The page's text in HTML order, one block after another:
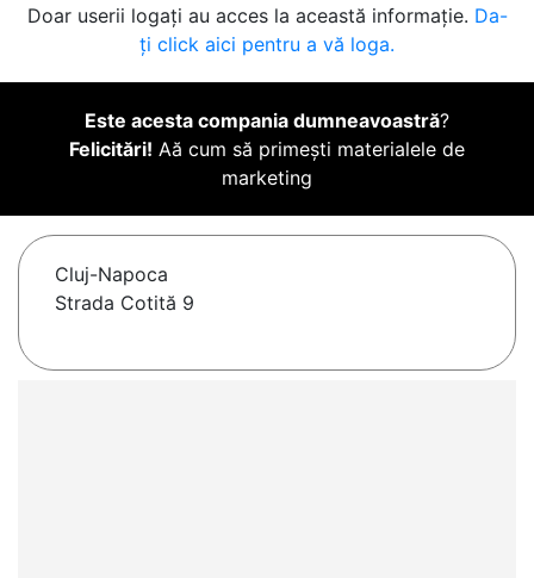
Doar userii logați au acces la această informație. Da-
ți click aici pentru a vă loga.
Este acesta compania dumneavoastră?
Felicitări! Aă cum să primești materialele de
marketing
Cluj-Napoca
Strada Cotită 9